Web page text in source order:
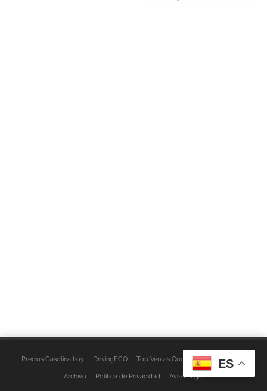
Precios Gasolina hoy DrivingECO Top Ventas Coches EspacioFurgo
Archivo Política de Privacidad Aviso Legal
ES